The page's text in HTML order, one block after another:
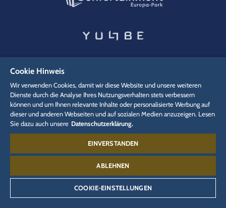
VERWANDTE WEBSEITEN
Media Presse-Akkreditierung
Cookie Hinweis
Wir verwenden Cookies, damit wir diese Website und unsere weiteren
Dienste durch die Analyse Ihres Nutzungsverhalten stets verbessern
können und um Ihnen relevante Inhalte oder personalisierte Werbung auf
dieser und anderen Webseiten und auf sozialen Medien anzuzeigen. Lesen
Sie dazu auch unsere Datenschutzerklärung.
EINVERSTANDEN
ABLEHNEN
COOKIE-EINSTELLUNGEN